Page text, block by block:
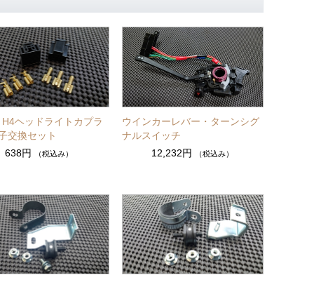
ヘッドライトカプラ
交換セット
638円
（税込み）
ウインカーレバー・ターンシグ
ナルスイッチ
12,232円
（税込み）